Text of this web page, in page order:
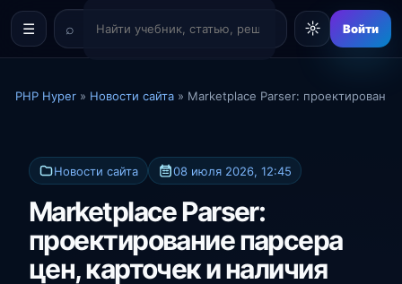
☰ ☼ Войти
PHP Hyper » Новости сайта » Marketplace Parser:
Новости сайта 08 июля 2026, 12:45
Marketplace Parser:
проектирование парсера
цен, карточек и наличия